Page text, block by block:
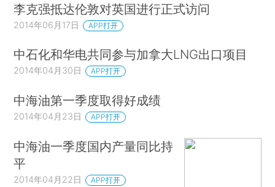
李克强抵达伦敦对英国进行正式访问
2014年06月17日 APP打开
中石化和华电共同参与加拿大LNG出口项目
2014年04月30日 APP打开
中海油第一季度取得好成绩
2014年04月23日 APP打开
中海油一季度国内产量同比持
平
2014年04月22日 APP打开